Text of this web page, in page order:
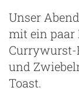
Unser
mit ein paar
Currywurst-
und
Toast.